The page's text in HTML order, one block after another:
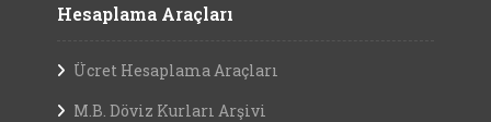
Hesaplama Araçları
Ücret Hesaplama Araçları
M.B. Döviz Kurları Arşivi